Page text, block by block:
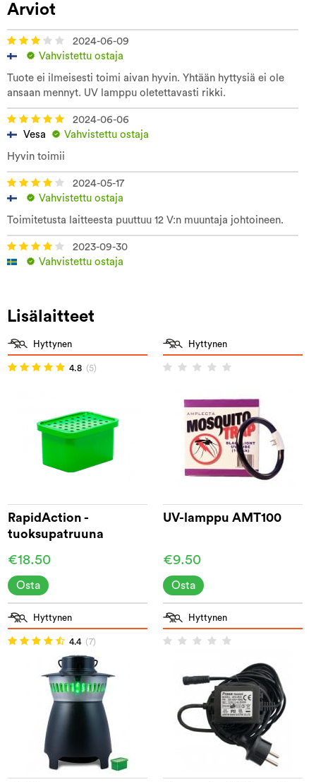
Arviot
2024-06-09
Vahvistettu ostaja
Tuote ei ilmeisesti toimi aivan hyvin. Yhtään hyttysiä ei ole
ansaan mennyt. UV lamppu oletettavasti rikki.
2024-06-06
Vesa
Vahvistettu ostaja
Hyvin toimii
2024-05-17
Vahvistettu ostaja
Toimitetusta laitteesta puuttuu 12 V:n muuntaja johtoineen.
2023-09-30
Vahvistettu ostaja
Lisälaitteet
Hyttynen
4.8 (5)
RapidAction -
tuoksupatruuna
€18.50
Osta
Hyttynen
UV-lamppu AMT100
€9.50
Osta
Hyttynen
4.4 (7)
Hyttynen